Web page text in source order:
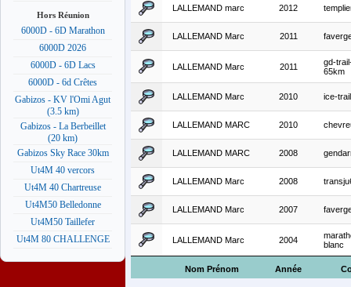
Hors Réunion
6000D - 6D Marathon
6000D 2026
6000D - 6D Lacs
6000D - 6d Crêtes
Gabizos - KV l'Omi Agut
(3.5 km)
Gabizos - La Berbeillet
(20 km)
Gabizos Sky Race 30km
Ut4M 40 vercors
Ut4M 40 Chartreuse
Ut4M50 Belledonne
Ut4M50 Taillefer
Ut4M 80 CHALLENGE
Nom Prénom Année
LALLEMAND marc 2012
LALLEMAND Marc 2011
LALLEMAND Marc 2011
gd-
65km
LALLEMAND Marc 2010 ice-
LALLEMAND MARC 2010
LALLEMAND MARC 2008
LALLEMAND Marc 2008
LALLEMAND Marc 2007
LALLEMAND Marc 2004
blanc